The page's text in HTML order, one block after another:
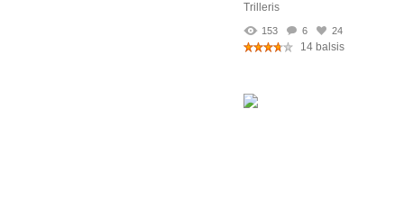
Trilleris
153 6 24
14 balsis